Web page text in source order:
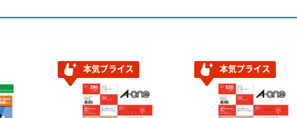
本気プライス 本気プライス